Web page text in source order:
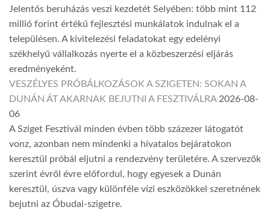
Jelentős beruházás veszi kezdetét Selyében: több mint 112
millió forint értékű fejlesztési munkálatok indulnak el a
településen. A kivitelezési feladatokat egy edelényi
székhelyű vállalkozás nyerte el a közbeszerzési eljárás
eredményeként.
VESZÉLYES PRÓBÁLKOZÁSOK A SZIGETEN: SOKAN A
DUNÁN ÁT AKARNAK BEJUTNI A FESZTIVÁLRA 2026-08-
06
A Sziget Fesztivál minden évben több százezer látogatót
vonz, azonban nem mindenki a hivatalos bejáratokon
keresztül próbál eljutni a rendezvény területére. A szervezők
szerint évről évre előfordul, hogy egyesek a Dunán
keresztül, úszva vagy különféle vízi eszközökkel szeretnének
bejutni az Óbudai-szigetre.